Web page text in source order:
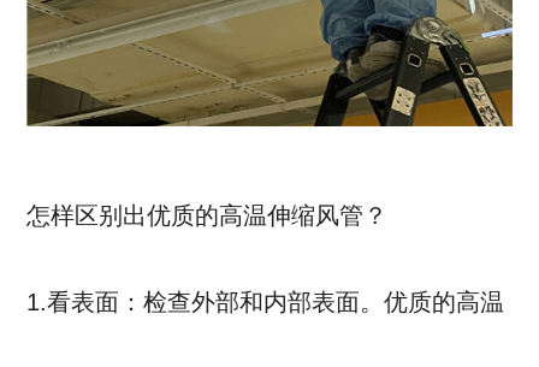
怎样区别出优质的高温伸缩风管？
1.看表面：检查外部和内部表面。优质的高温